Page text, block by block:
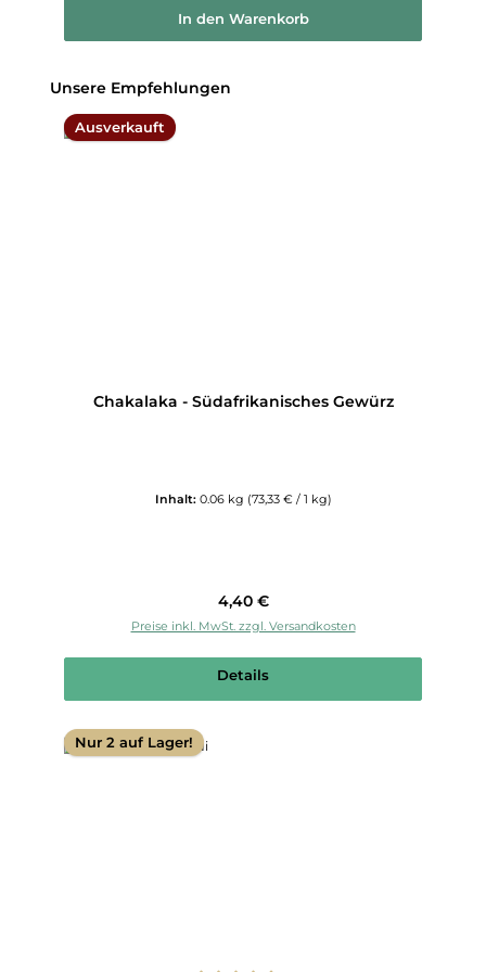
In den Warenkorb
Produktgalerie überspringen
Unsere Empfehlungen
Ausverkauft
Chakalaka - Südafrikanisches Gewürz
Inhalt: 0.06 kg (73,33 € / 1 kg)
Regulärer Preis:
4,40 €
Preise inkl. MwSt. zzgl. Versandkosten
Details
Nur 2 auf Lager!